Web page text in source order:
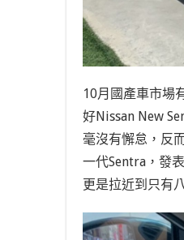
10月國產車市場
好Nissan New
毫沒有懈怠，反
一代Sentra，發
更是拉近到只有